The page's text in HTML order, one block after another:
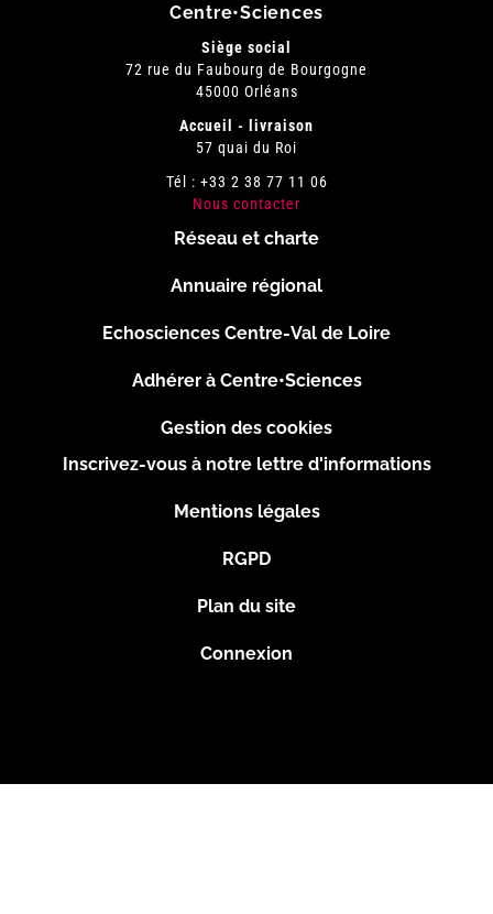
Centre•Sciences
Siège social
72 rue du Faubourg de Bourgogne
45000 Orléans
Accueil - livraison
57 quai du Roi
Tél : +33 2 38 77 11 06
Nous contacter
page
Réseau et charte
Annuaire régional
Echosciences Centre-Val de Loire
Adhérer à Centre•Sciences
Gestion des cookies
Inscrivez-vous à notre lettre d'informations
Mentions légales
RGPD
Plan du site
Connexion